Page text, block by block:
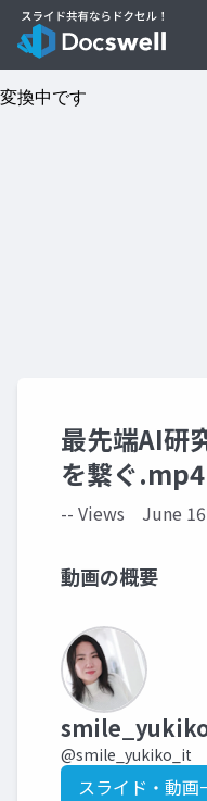
最先端AI研
を繋ぐ.mp4
-- Views June
動画の概要
@smile_yukiko_it
スライド・動画